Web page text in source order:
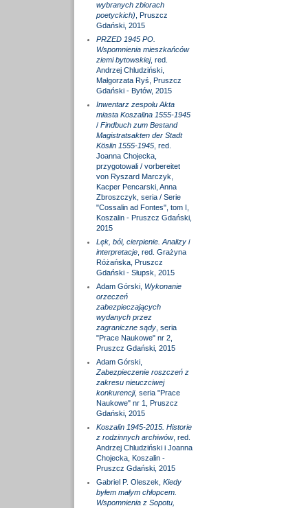
wybranych zbiorach
poetyckich) , Pruszcz
Gdański, 2015
PRZED 1945 PO.
Wspomnienia mieszkańców
ziemi bytowskiej, red.
Andrzej Chludziński,
Małgorzata Ryś, Pruszcz
Gdański - Bytów, 2015
Inwentarz zespołu Akta
miasta Koszalina 1555-1945
/ Findbuch zum Bestand
Magistratsakten der Stadt
Köslin 1555-1945, red.
Joanna Chojecka,
przygotowali / vorbereitet
von Ryszard Marczyk,
Kacper Pencarski, Anna
Zbroszczyk, seria / Serie
"Cossalin ad Fontes", tom I,
Koszalin - Pruszcz Gdański,
2015
Lęk, ból, cierpienie. Analizy i
interpretacje, red. Grażyna
Różańska, Pruszcz
Gdański - Słupsk, 2015
Adam Górski, Wykonanie
orzeczeń
zabezpieczających
wydanych przez
zagraniczne sądy, seria
"Prace Naukowe" nr 2,
Pruszcz Gdański, 2015
Adam Górski,
Zabezpieczenie roszczeń z
zakresu nieuczciwej
konkurencji, seria "Prace
Naukowe" nr 1, Pruszcz
Gdański, 2015
Koszalin 1945-2015. Historie
z rodzinnych archiwów, red.
Andrzej Chludziński i Joanna
Chojecka, Koszalin -
Pruszcz Gdański, 2015
Gabriel P. Oleszek, Kiedy
byłem małym chłopcem.
Wspomnienia z Sopotu,